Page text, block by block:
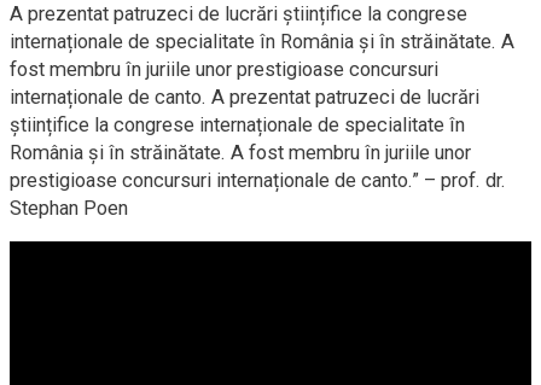
A prezentat patruzeci de lucrări științifice la congrese
internaționale de specialitate în România și în străinătate. A
fost membru în juriile unor prestigioase concursuri
internaționale de canto. A prezentat patruzeci de lucrări
științifice la congrese internaționale de specialitate în
România și în străinătate. A fost membru în juriile unor
prestigioase concursuri internaționale de canto.” – prof. dr.
Stephan Poen